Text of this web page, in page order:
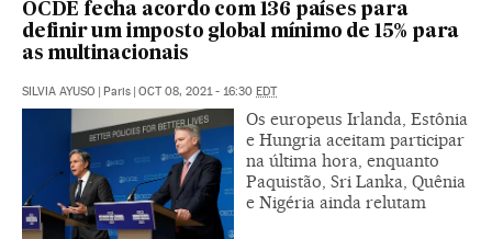
OCDE fecha acordo com 136 países para
definir um imposto global mínimo de 15% para
as multinacionais
SILVIA AYUSO Paris OCT 08, 2021 - 16:30 EDT
Os europeus Irlanda, Estônia
e Hungria aceitam participar
na última hora, enquanto
Paquistão, Sri Lanka, Quênia
e Nigéria ainda relutam